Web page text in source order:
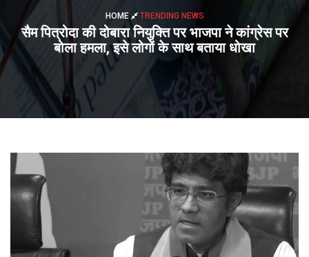
HOME TRENDING NEWS
सैम पित्रोदा की दोबारा नियुक्ति पर भाजपा ने कांग्रेस पर
बोला हमला, इसे लोगों के साथ बताया धोखा